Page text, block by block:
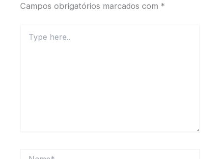
Campos obrigatórios marcados com *
here..